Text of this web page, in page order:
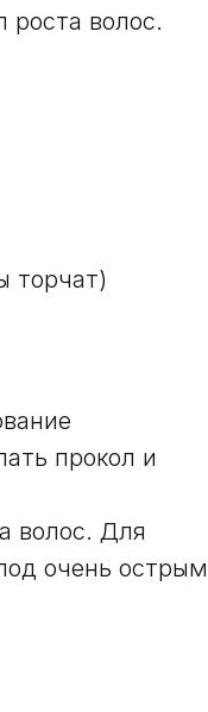
роста волос.
торчат)
прокол и
волос. Для
очень острым